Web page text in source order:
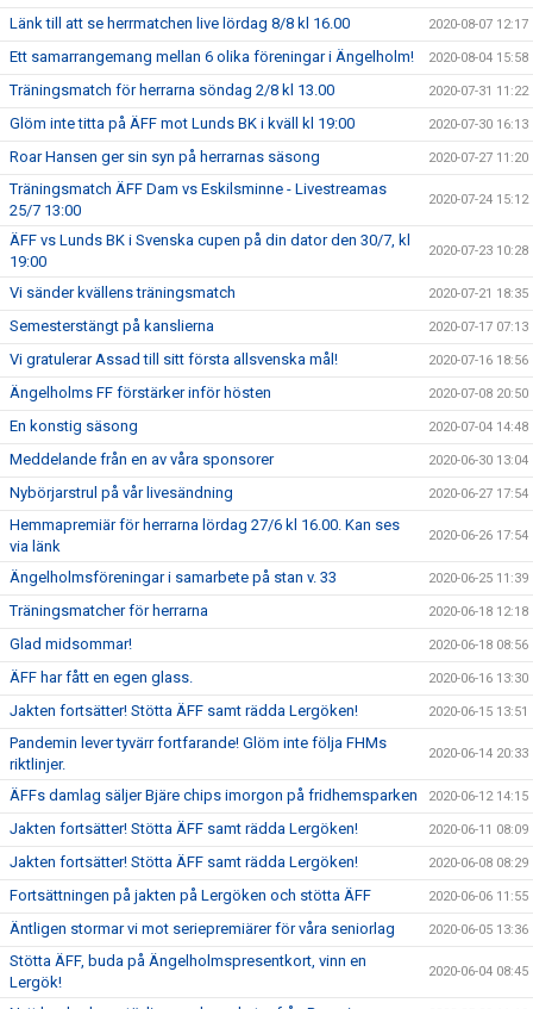
Länk till att se herrmatchen live lördag 8/8 kl 16.00 2020-08-07 12:17
Ett samarrangemang mellan 6 olika föreningar i Ängelholm! 2020-08-04 15:58
Träningsmatch för herrarna söndag 2/8 kl 13.00 2020-07-31 11:22
Glöm inte titta på ÄFF mot Lunds BK i kväll kl 19:00 2020-07-30 16:13
Roar Hansen ger sin syn på herrarnas säsong 2020-07-27 11:20
Träningsmatch ÄFF Dam vs Eskilsminne - Livestreamas
25/7 13:00
2020-07-24 15:12
ÄFF vs Lunds BK i Svenska cupen på din dator den 30/7, kl
19:00
2020-07-23 10:28
Vi sänder kvällens träningsmatch 2020-07-21 18:35
Semesterstängt på kanslierna 2020-07-17 07:13
Vi gratulerar Assad till sitt första allsvenska mål! 2020-07-16 18:56
Ängelholms FF förstärker inför hösten 2020-07-08 20:50
En konstig säsong 2020-07-04 14:48
Meddelande från en av våra sponsorer 2020-06-30 13:04
Nybörjarstrul på vår livesändning 2020-06-27 17:54
Hemmapremiär för herrarna lördag 27/6 kl 16.00. Kan ses
via länk
2020-06-26 17:54
Ängelholmsföreningar i samarbete på stan v. 33 2020-06-25 11:39
Träningsmatcher för herrarna 2020-06-18 12:18
Glad midsommar! 2020-06-18 08:56
ÄFF har fått en egen glass. 2020-06-16 13:30
Jakten fortsätter! Stötta ÄFF samt rädda Lergöken! 2020-06-15 13:51
Pandemin lever tyvärr fortfarande! Glöm inte följa FHMs
riktlinjer.
2020-06-14 20:33
ÄFFs damlag säljer Bjäre chips imorgon på fridhemsparken 2020-06-12 14:15
Jakten fortsätter! Stötta ÄFF samt rädda Lergöken! 2020-06-11 08:09
Jakten fortsätter! Stötta ÄFF samt rädda Lergöken! 2020-06-08 08:29
Fortsättningen på jakten på Lergöken och stötta ÄFF 2020-06-06 11:55
Äntligen stormar vi mot seriepremiärer för våra seniorlag 2020-06-05 13:36
Stötta ÄFF, buda på Ängelholmspresentkort, vinn en
Lergök!
2020-06-04 08:45